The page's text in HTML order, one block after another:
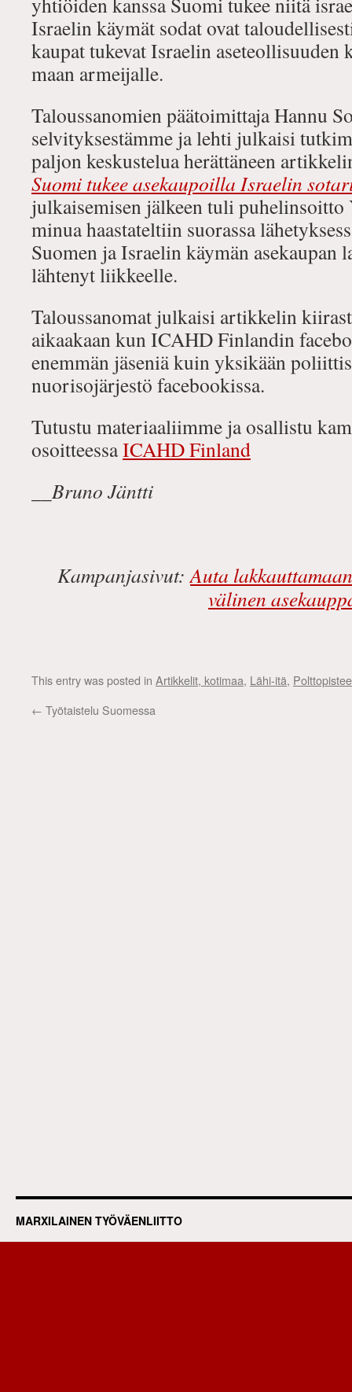
Israelin käymät sodat ovat
kaupat tukevat Israelin aseteollisuuden
maan armeijalle.
Taloussanomien päätoimittaja Hannu
selvityksestämme ja lehti julkaisi
paljon keskustelua herättäneen
Suomi tukee asekaupoilla Israelin
julkaisemisen jälkeen tuli puhelinsoitto
minua haastateltiin suorassa
Suomen ja Israelin käymän asekaupan
lähtenyt liikkeelle.
Taloussanomat julkaisi artikkelin
aikaakaan kun ICAHD Finlandin
enemmän jäseniä kuin yksikään
nuorisojärjestö facebookissa.
Tutustu materiaaliimme ja osallistu
osoitteessaICAHD Finland
__Bruno Jäntti
Kampanjasivut:Auta
välinen
This entry was posted in Artikkelit, kotimaa, Lähi-itä,
← Työtaistelu Suomessa
MARXILAINEN TYÖVÄENLIITTO